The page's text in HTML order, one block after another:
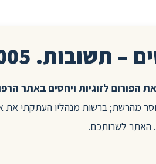
2005–2024
כולו הוסר מהרשת; ברשות מנהליו
האתר לשרותכם.